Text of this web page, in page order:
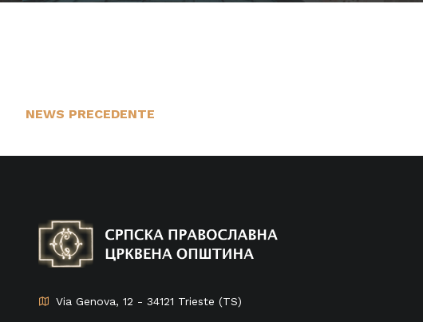
NEWS PRECEDENTE
Via Genova, 12 - 34121 Trieste (TS)